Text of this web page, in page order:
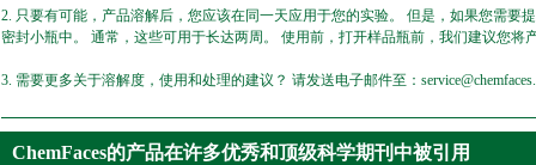
2. 只要有可能，产品溶解后，您应该在同一天应用于您的实验。 但是，如果您需
密封小瓶中。 通常，这些可用于长达两周。 使用前，打开样品瓶前，我们建议您将
3. 需要更多关于溶解度，使用和处理的建议？ 请发送电子邮件至：
ChemFaces的产品在许多优秀和顶级科学期刊中被引用